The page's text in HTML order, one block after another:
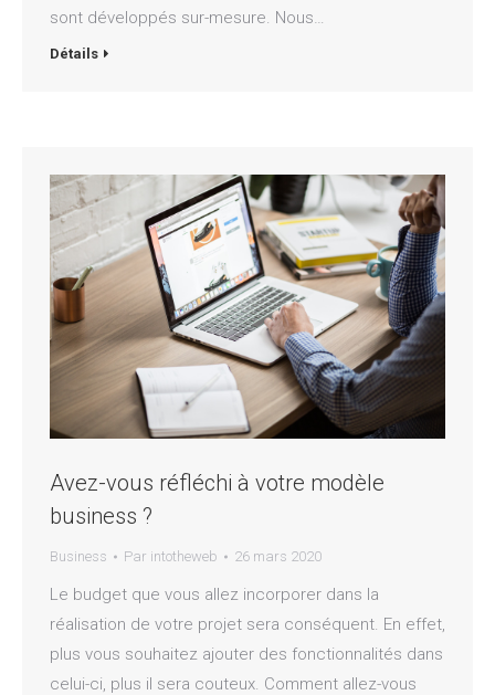
sont développés sur-mesure. Nous…
Détails
Avez-vous réfléchi à votre modèle
business ?
Business Par intotheweb 26 mars 2020
Le budget que vous allez incorporer dans la
réalisation de votre projet sera conséquent. En effet,
plus vous souhaitez ajouter des fonctionnalités dans
celui-ci, plus il sera couteux. Comment allez-vous